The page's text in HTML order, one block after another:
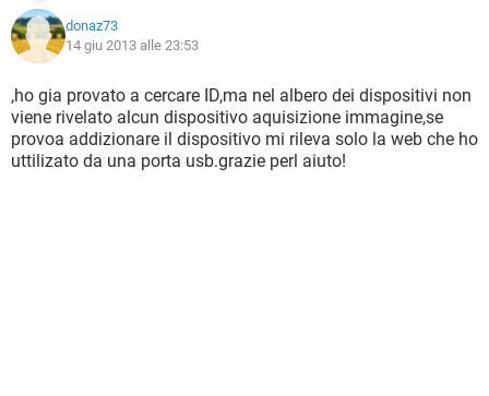
donaz73
14 giu 2013 alle 23:53
,ho gia provato a cercare ID,ma nel albero dei dispositivi non
viene rivelato alcun dispositivo aquisizione immagine,se
provoa addizionare il dispositivo mi rileva solo la web che ho
uttilizato da una porta usb.grazie perl aiuto!